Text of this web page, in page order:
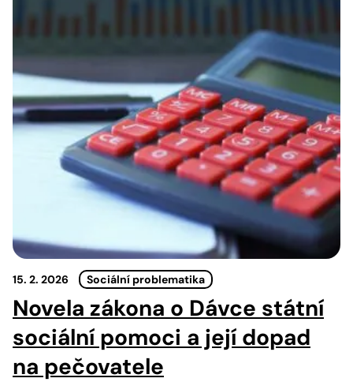
15. 2. 2026 Sociální problematika
Novela zákona o Dávce státní
sociální pomoci a její dopad
na pečovatele